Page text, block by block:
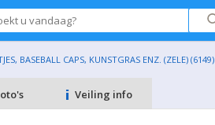
BASEBALL CAPS, KUNSTGRAS ENZ. (ZELE) (6149)
Veiling info